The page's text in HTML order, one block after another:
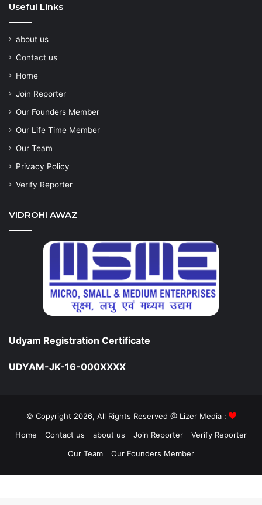
Useful Links
about us
Contact us
Home
Join Reporter
Our Founders Member
Our Life Time Member
Our Team
Privacy Policy
Verify Reporter
VIDROHI AWAZ
Udyam Registration Certificate
UDYAM-JK-16-000XXXX
© Copyright 2026, All Rights Reserved @ Lizer Media :
Home
Contact us about us Join Reporter
Verify Reporter
Our Team
Our Founders Member